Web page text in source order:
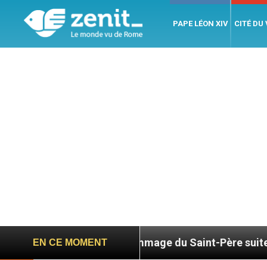
PAPE LÉON XIV CITÉ DU
EN CE MOMENT
Hommage du Saint-Père suite au décès du